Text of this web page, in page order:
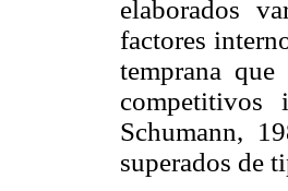
elaborados
factores
temprana
competitivos
Schumann,
superados de